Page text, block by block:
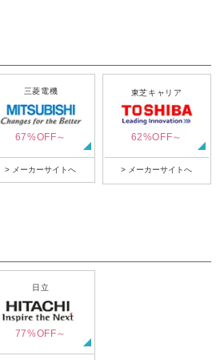
三菱電機
67%OFF～
> メーカーサイトへ
東芝キャリア
62%OFF～
> メーカーサイトへ
日立
77%OFF～